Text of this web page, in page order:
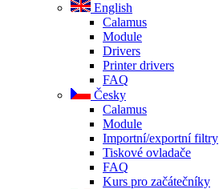
English
Calamus
Module
Drivers
Printer drivers
FAQ
Česky
Calamus
Module
Importní/exportní filtry
Tiskové ovladače
FAQ
Kurs pro začátečníky